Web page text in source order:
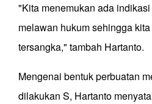
"Kita menemukan ada
melawan hukum sehingga
tersangka," tambah Hartanto.
Mengenai bentuk perbuatan
dilakukan S, Hartanto